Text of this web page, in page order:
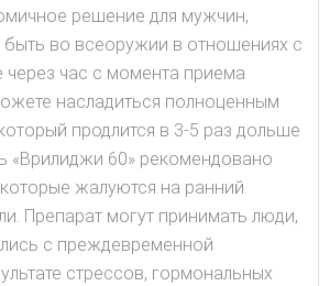
решение для мужчин,
во всеоружии в отношениях с
час с момента приема
насладиться полноценным
продлится в 3-5 раз дольше
«Врилиджи 60» рекомендовано
жалуются на ранний
Препарат могут принимать люди,
с преждевременной
стрессов, гормональных